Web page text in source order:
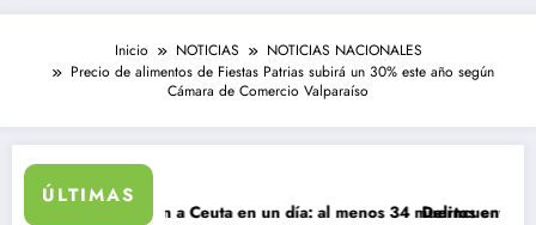
Inicio NOTICIAS
NOTICIAS NACIONALES
Precio de alimentos de Fiestas Patrias subirá un 30% este año según
Cámara de Comercio Valparaíso
ÚLTIMAS
ingresan a Ceuta en un día: al menos 34 muertos en la crisis.
Delincuentes matan